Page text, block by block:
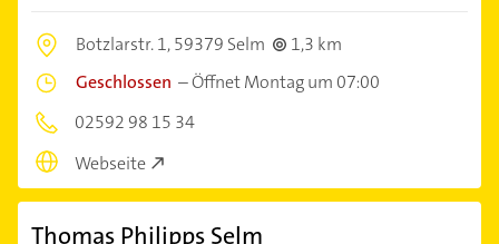
Botzlarstr. 1,59379 Selm
1,3 km
Geschlossen –Öffnet Montag um 07:00
02592 98 15 34
Webseite
Thomas Philipps Selm